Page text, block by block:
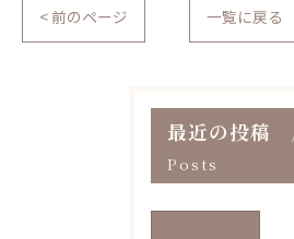
< 前のページ 一覧に戻る
最近の投稿
Posts